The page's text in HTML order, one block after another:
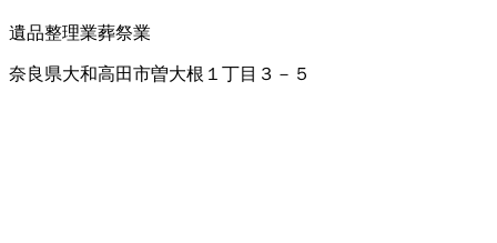
遺品整理業葬祭業
奈良県大和高田市曽大根１丁目３－５